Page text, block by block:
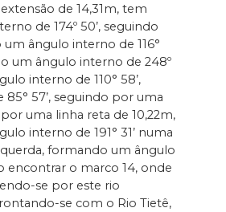
de 14,31m, tem
de 174º 50’, seguindo
ângulo interno de 116°
um ângulo interno de 248º
interno de 110° 58’,
57’, seguindo por uma
uma linha reta de 10,22m,
interno de 191° 31’ numa
formando um ângulo
encontrar o marco 14, onde
se por este rio
se com o Rio Tietê,